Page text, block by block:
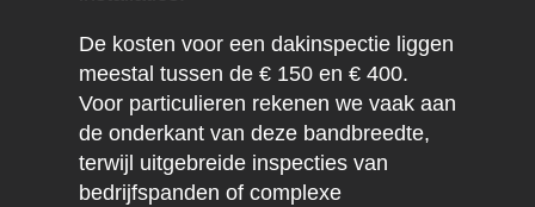
De kosten voor een dakinspectie liggen
meestal tussen de € 150 en € 400.
Voor particulieren rekenen we vaak aan
de onderkant van deze bandbreedte,
terwijl uitgebreide inspecties van
bedrijfspanden of complexe